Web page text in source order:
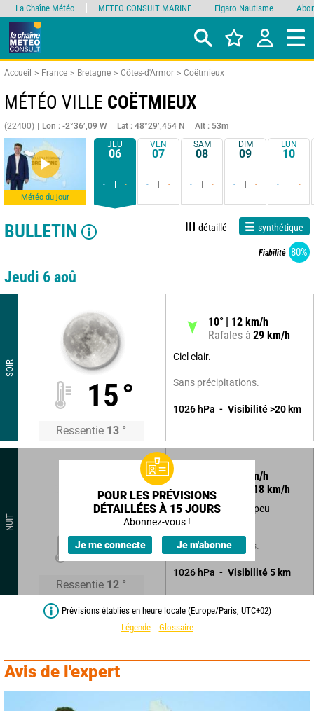
Accueil France Bretagne Côtes-d'Armor Coëtmieux
MÉTÉO VILLE COËTMIEUX
(22400) Lon : -2°36’,09 W Lat : 48°29’,454 N Alt : 53m
Météo du jour
JEU
06
- -
VEN
07
- -
SAM
08
- -
DIM
09
- -
LUN
10
- -
BULLETIN détaillé synthétique
Fiabilité 80%
Jeudi 6 aoû
SOIR
15°
Ressentie 13 °
10° 12 km/h
Rafales à 29 km/h
Ciel clair.
Sans précipitations.
1026 hPa Visibilité >20 km
NUIT
13°
Ressentie 12 °
km/h
Rafales à
18 km/h
Ciel clair devenant peu
nuageux.
Sans précipitations.
1026 hPa Visibilité 5 km
POUR LES PRÉVISIONS
DÉTAILLÉES À 15 JOURS
Abonnez-vous !
Je me connecte Je m'abonne
Prévisions établies en heure locale (Europe/Paris, UTC+02)
Légende
Glossaire
Avis de l'expert
La Chaîne Météo METEO CONSULT MARINE Figaro Nautisme